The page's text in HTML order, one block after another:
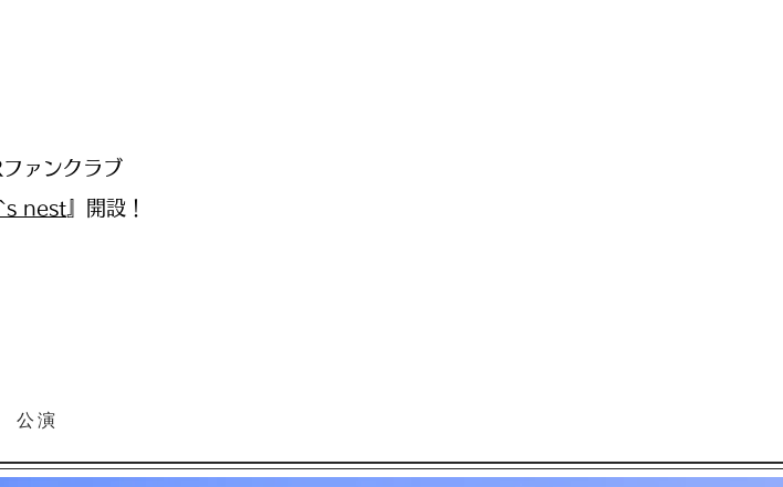
ァンクラブ
nest 』開設！
​公演